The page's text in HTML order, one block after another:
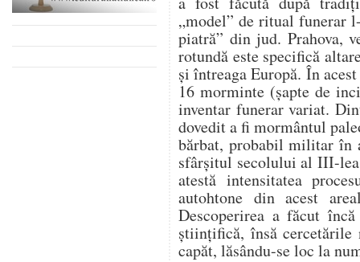
„model” de ritual funerar
piatră” din jud. Prahova,
rotundă este specifică
și întreaga Europă. În
16 morminte (şapte de
inventar funerar variat.
dovedit a fi mormântul
bărbat, probabil militar în
sfârşitul secolului al III-
atestă intensitatea
autohtone din acest
Descoperirea a făcut
ştiinţifică, însă cercetările
capăt, lăsându-se loc la